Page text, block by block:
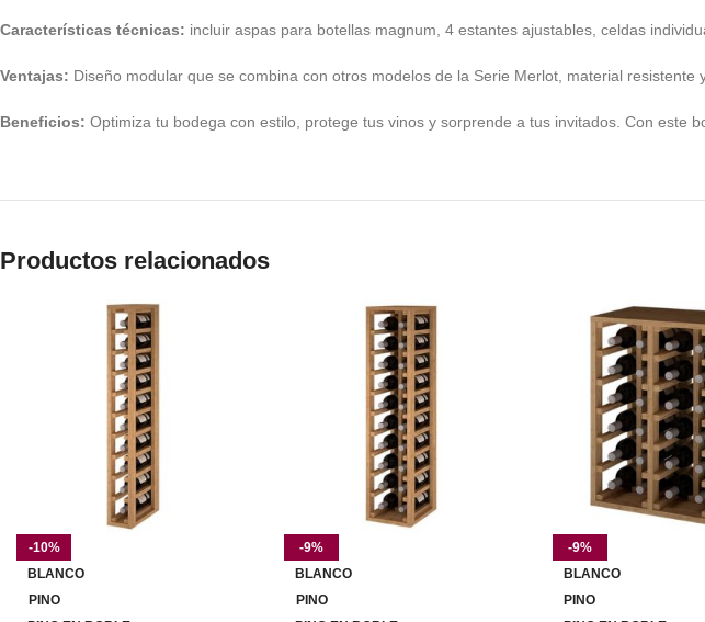
Características técnicas: incluir aspas para botellas magnum, 4 estantes ajustables, celdas
Ventajas: Diseño modular que se combina con otros modelos de la Serie Merlot, material resistente
Beneficios: Optimiza tu bodega con estilo, protege tus vinos y sorprende a tus invitados. Con este
Productos relacionados
-10%
BLANCO
PINO
-9%
BLANCO
PINO
-9%
BLANCO
PINO